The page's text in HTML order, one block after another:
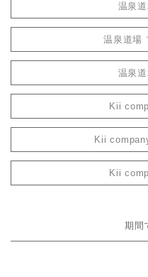
温泉
温泉道場
温泉
Kii
Kii
Kii
期間